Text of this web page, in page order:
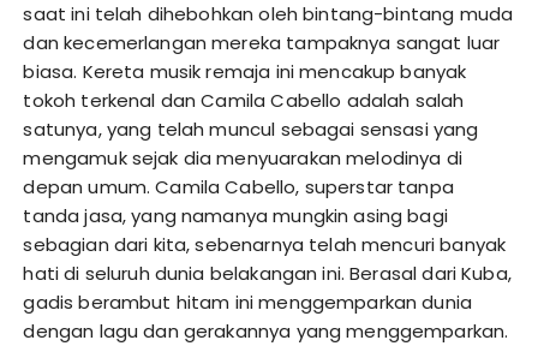
saat ini telah dihebohkan oleh bintang-bintang muda
dan kecemerlangan mereka tampaknya sangat luar
biasa. Kereta musik remaja ini mencakup banyak
tokoh terkenal dan Camila Cabello adalah salah
satunya, yang telah muncul sebagai sensasi yang
mengamuk sejak dia menyuarakan melodinya di
depan umum. Camila Cabello, superstar tanpa
tanda jasa, yang namanya mungkin asing bagi
sebagian dari kita, sebenarnya telah mencuri banyak
hati di seluruh dunia belakangan ini. Berasal dari Kuba,
gadis berambut hitam ini menggemparkan dunia
dengan lagu dan gerakannya yang menggemparkan.